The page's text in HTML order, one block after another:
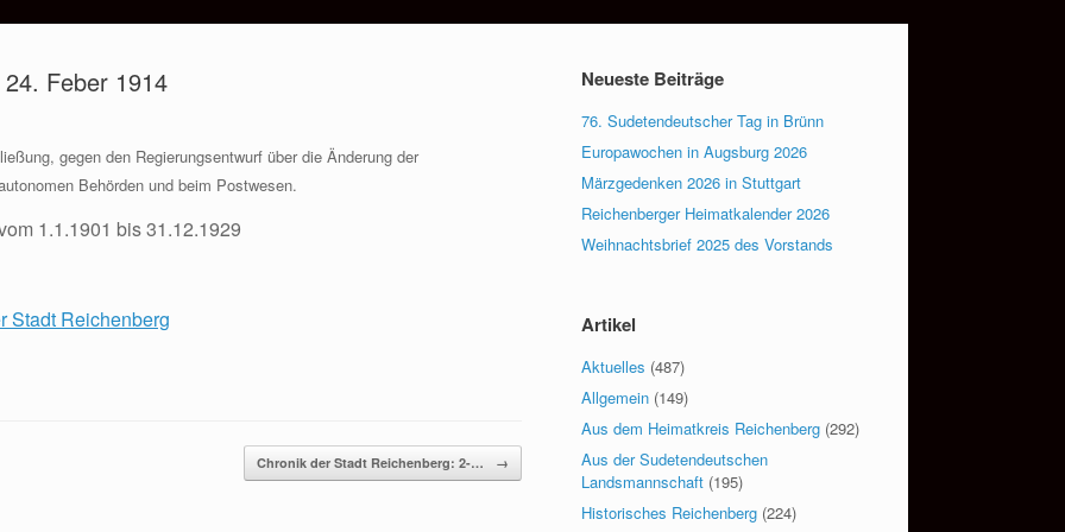
Feber 1914
gegen den Regierungsentwurf über die Änderung der
Behörden und beim Postwesen.
1.1.1901 bis 31.12.1929
Stadt Reichenberg
Chronik der Stadt Reichenberg: 2-… →
Neueste Beiträge
76. Sudetendeutscher Tag in Brünn
Europawochen in Augsburg 2026
Märzgedenken 2026 in Stuttgart
Reichenberger Heimatkalender 2026
Weihnachtsbrief 2025 des Vorstands
Artikel
Aktuelles (487)
Allgemein (149)
Aus dem Heimatkreis Reichenberg (292)
Aus der Sudetendeutschen
Landsmannschaft (195)
Historisches Reichenberg (224)